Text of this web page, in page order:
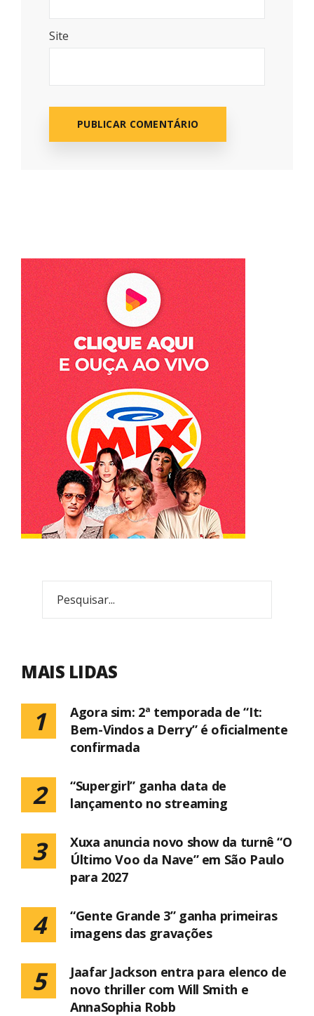
Site
MAIS LIDAS
1
Agora sim: 2ª temporada de “It:
Bem-Vindos a Derry” é oficialmente
confirmada
2
“Supergirl” ganha data de
lançamento no streaming
3
Xuxa anuncia novo show da turnê “O
Último Voo da Nave” em São Paulo
para 2027
4
“Gente Grande 3” ganha primeiras
imagens das gravações
5
Jaafar Jackson entra para elenco de
novo thriller com Will Smith e
AnnaSophia Robb